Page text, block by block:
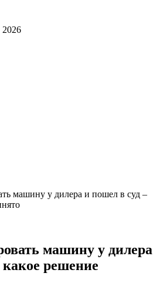
2026
машину у дилера и пошел в суд –
машину у дилера
решение